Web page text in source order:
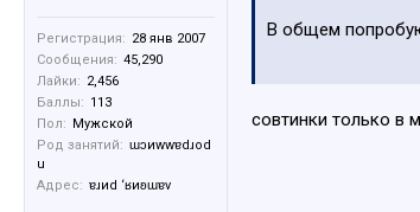
Регистрация: 28 янв 2007
Сообщения: 45,290
Лайки: 2,456
Баллы: 113
Пол:
Мужской
Род занятий: ɯɔиwwɐdɹоd
u
Адрес: ɐɹиd ‘ʁиʚɯɐv
В общем
Тут ктото на
совтинки только в